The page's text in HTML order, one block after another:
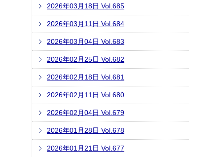
2026年03月18日 Vol.685
2026年03月11日 Vol.684
2026年03月04日 Vol.683
2026年02月25日 Vol.682
2026年02月18日 Vol.681
2026年02月11日 Vol.680
2026年02月04日 Vol.679
2026年01月28日 Vol.678
2026年01月21日 Vol.677